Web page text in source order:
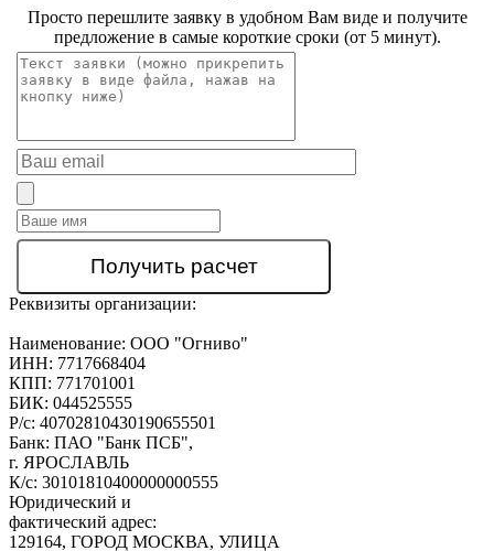
Просто перешлите заявку в удобном Вам виде и получите
предложение в самые короткие сроки (от 5 минут).
Реквизиты организации:
Наименование: ООО "Огниво"
ИНН: 7717668404
КПП: 771701001
БИК: 044525555
Р/с: 40702810430190655501
Банк: ПАО "Банк ПСБ",
г. ЯРОСЛАВЛЬ
К/с: 30101810400000000555
Юридический и
фактический адрес:
129164, ГОРОД МОСКВА, УЛИЦА